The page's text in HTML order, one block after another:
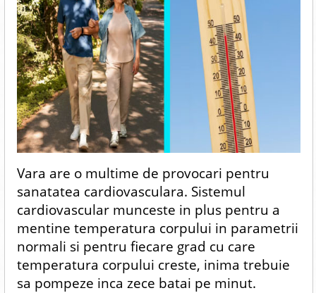
Vara are o multime de provocari pentru
sanatatea cardiovasculara. Sistemul
cardiovascular munceste in plus pentru a
mentine temperatura corpului in parametrii
normali si pentru fiecare grad cu care
temperatura corpului creste, inima trebuie
sa pompeze inca zece batai pe minut.